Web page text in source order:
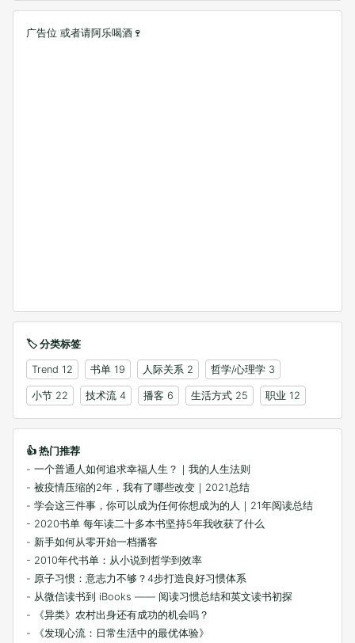
广告位 或者请阿乐喝酒🍷
🏷️ 分类标签
Trend 12 书单 19 人际关系 2 哲学/心理学 3
小节 22 技术流 4 播客 6 生活方式 25 职业 12
👍 热门推荐
- 一个普通人如何追求幸福人生？｜我的人生法则
- 被疫情压缩的2年，我有了哪些改变｜2021总结
- 学会这三件事，你可以成为任何你想成为的人｜21年阅读总结
- 2020书单 每年读二十多本书坚持5年我收获了什么
- 新手如何从零开始一档播客
- 2010年代书单：从小说到哲学到效率
- 原子习惯：意志力不够？4步打造良好习惯体系
- 从微信读书到 iBooks —— 阅读习惯总结和英文读书初探
- 《异类》农村出身还有成功的机会吗？
- 《发现心流：日常生活中的最优体验》